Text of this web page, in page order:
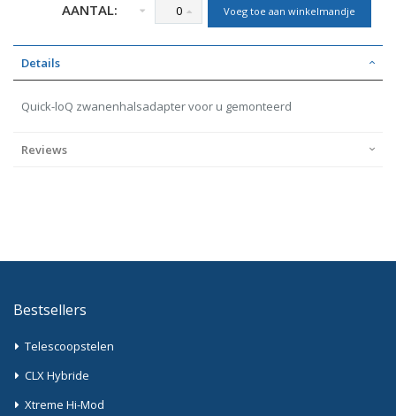
AANTAL: Voeg toe aan winkelmandje
Details
Quick-loQ zwanenhalsadapter voor u gemonteerd
Reviews
Bestsellers
Telescoopstelen
CLX Hybride
Xtreme Hi-Mod